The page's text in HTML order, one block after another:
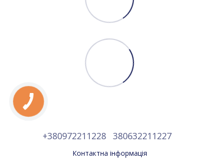
+380972211228 380632211227
Контактна інформація